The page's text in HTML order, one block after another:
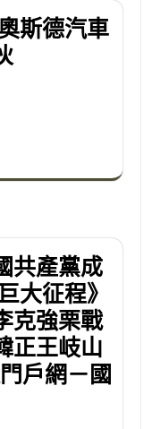
斯德汽車
共產黨成
大征程》
克強栗戰
正王岐山
戶網－國